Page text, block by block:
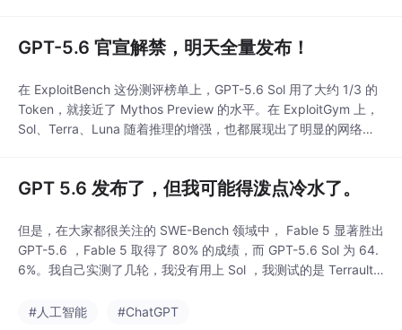
GPT-5.6 官宣解禁，明天全量发布！
在 ExploitBench 这份测评榜单上，GPT-5.6 Sol 用了大约 1/3 的
Token，就接近了 Mythos Preview 的水平。在 ExploitGym 上，
Sol、Terra、Luna 随着推理的增强，也都展现出了明显的网络安
GPT 5.6 发布了，但我可能得泼点冷水了。
但是，在大家都很关注的 SWE-Bench 领域中， Fable 5 显著胜出
GPT-5.6 ，Fable 5 取得了 80% 的成绩，而 GPT-5.6 Sol 为 64.
6%。我自己实测了几轮，我没有用上 Sol ，我测试的是 Terraultr
我刚开始用，就出现了两轮问题。不过不知道为何，之前说的 Plu
#人工智能 #ChatGPT